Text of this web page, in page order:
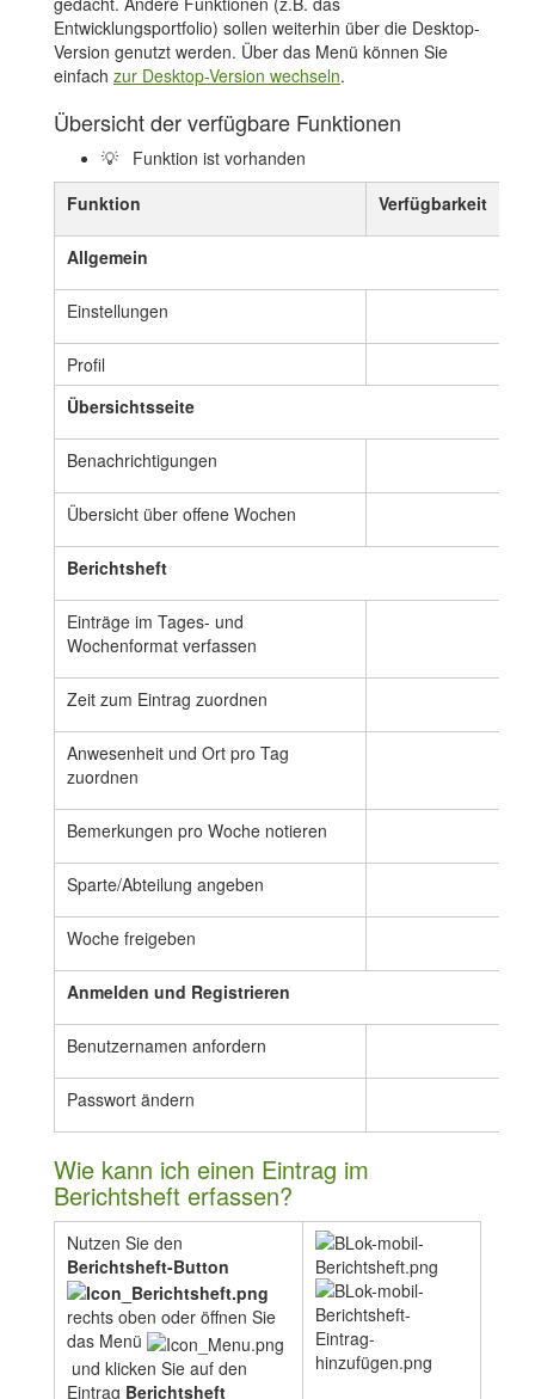
Entwicklungsportfolio) sollen weiterhin über die Desktop-
Version genutzt werden. Über das Menü können Sie
einfach zur Desktop-Version wechseln.
Übersicht der verfügbare Funktionen
💡 Funktion ist vorhanden
Funktion
Verfügbarkeit
Allgemein
Einstellungen
Profil
Übersichtsseite
Benachrichtigungen
Übersicht über offene Wochen
Berichtsheft
Einträge im Tages- und
Wochenformat verfassen
Zeit zum Eintrag zuordnen
Anwesenheit und Ort pro Tag
zuordnen
Bemerkungen pro Woche notieren
Sparte/Abteilung angeben
Woche freigeben
Anmelden und Registrieren
Benutzernamen anfordern
Passwort ändern
Wie kann ich einen Eintrag im
Berichtsheft erfassen?
Nutzen Sie den
Berichtsheft-Button
rechts oben oder öffnen Sie
das Menü
und klicken Sie auf den
Eintrag Berichtsheft